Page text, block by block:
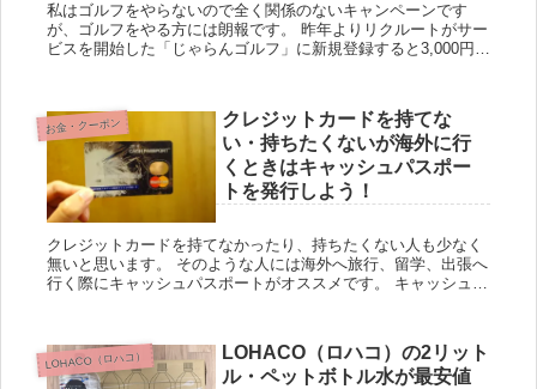
私はゴルフをやらないので全く関係のないキャンペーンです
が、ゴルフをやる方には朗報です。 昨年よりリクルートがサー
ビスを開始した「じゃらんゴルフ」に新規登録すると3,000円分
お金・クーポン
クレジットカードを持てな
い・持ちたくないが海外に行
くときはキャッシュパスポー
トを発行しよう！
クレジットカードを持てなかったり、持ちたくない人も少なく
無いと思います。 そのような人には海外へ旅行、留学、出張へ
行く際にキャッシュパスポートがオススメです。 キャッシュパ
LOHACO（ロハコ）
LOHACO（ロハコ）の2リット
ル・ペットボトル水が最安値